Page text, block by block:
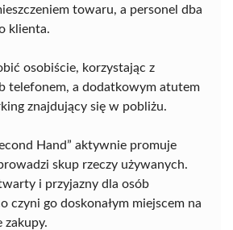
towaru, a personel dba
klienta.
osobiście, korzystając z
telefonem, a dodatkowym atutem
znajdujący się w pobliżu.
Hand” aktywnie promuje
skup rzeczy używanych.
i przyjazny dla osób
czyni go doskonałym miejscem na
zakupy.